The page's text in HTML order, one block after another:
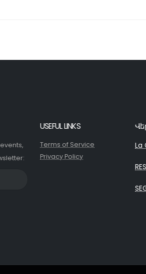
USEFUL LINKS
Terms of Service
Privacy Policy
La